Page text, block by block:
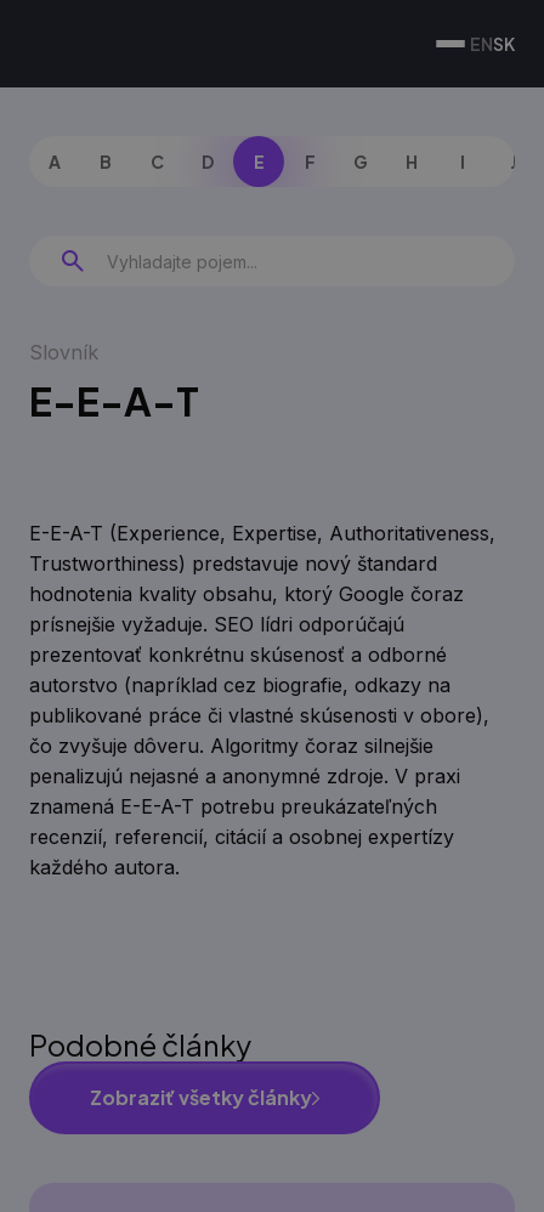
ENSK
A B C D E F G H I J
Slovník
E-E-A-T
E-E-A-T (Experience, Expertise, Authoritativeness,
Trustworthiness) predstavuje nový štandard
hodnotenia kvality obsahu, ktorý Google čoraz
prísnejšie vyžaduje. SEO lídri odporúčajú
prezentovať konkrétnu skúsenosť a odborné
autorstvo (napríklad cez biografie, odkazy na
publikované práce či vlastné skúsenosti v obore),
čo zvyšuje dôveru. Algoritmy čoraz silnejšie
penalizujú nejasné a anonymné zdroje. V praxi
znamená E-E-A-T potrebu preukázateľných
recenzií, referencií, citácií a osobnej expertízy
každého autora.
Podobné články
Zobraziť všetky články